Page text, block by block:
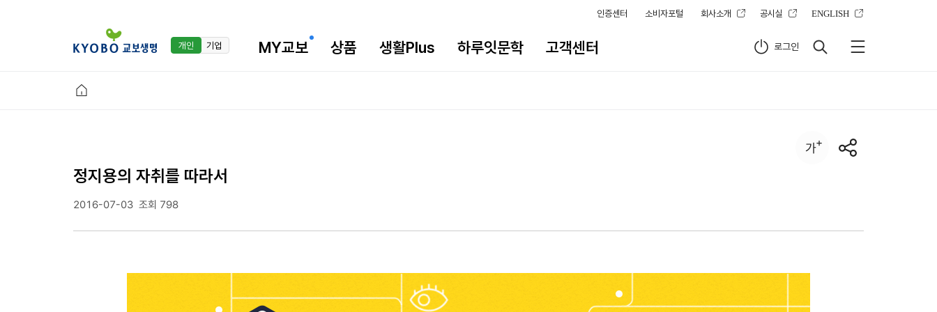
인증센터 소비자포털 회사소개 공시실 ENGLISH
개인 기업 MY교보 상품 생활Plus 하루잇문학 고객센터 로그인
정지용의 자취를 따라서
2016-07-03 조회 798